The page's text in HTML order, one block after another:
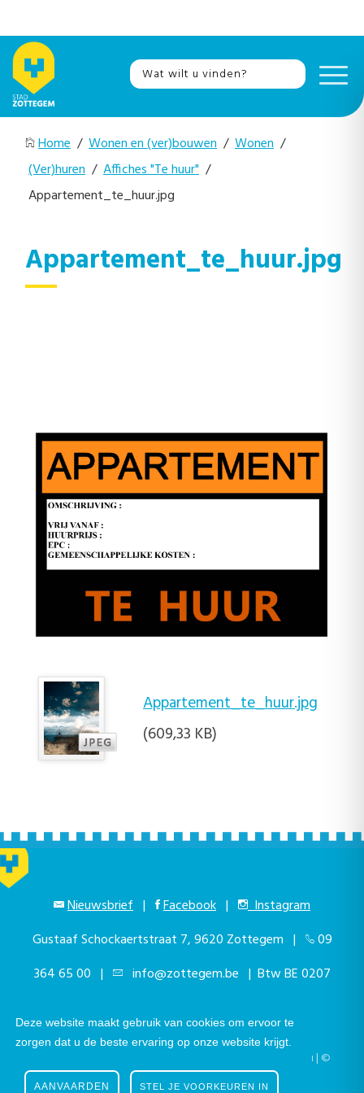
Deze website maakt gebruik van cookies om ervoor te
zorgen dat u de beste ervaring op onze website krijgt.
STEL JE VOORKEUREN IN
AANVAARDEN
Home / Wonen en (ver)bouwen / Wonen /
(Ver)huren / Affiches "Te huur" /
Appartement_te_huur.jpg
Appartement_te_huur.jpg
Appartement_te_huur.jpg
(609,33 KB)
Nieuwsbrief | Facebook |
Instagram
Gustaaf Schockaertstraat 7, 9620 Zottegem |
09
364 65 00 | info@zottegem.be | Btw BE 0207
Telefonisch bereikbaar elke werkdag van 9.00u tot 12.00u | ©
Stad Zottegem | Powered byThe eForum Factory